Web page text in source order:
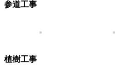
参道工事
植樹工事